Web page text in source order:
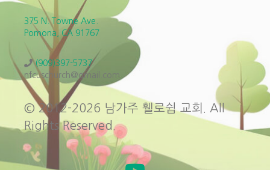
375 N. Towne Ave.
Pomona, CA 91767
(909)397-5737
nfcuschurch@gmail.com
© 2012-2026 남가주 휄로쉽 교회. All
Rights Reserved.